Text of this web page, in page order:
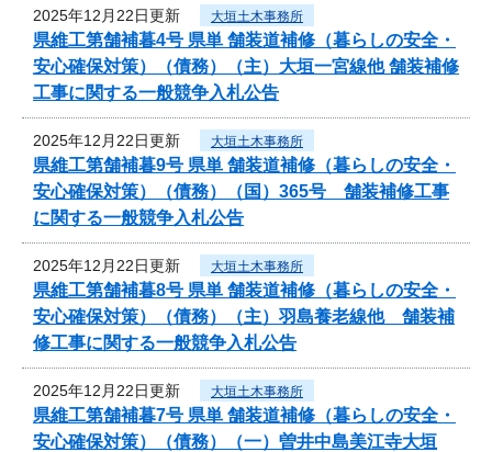
2025年12月22日更新 大垣土木事務所
県維工第舗補暮4号 県単 舗装道補修（暮らしの安全・
安心確保対策）（債務）（主）大垣一宮線他 舗装補修
工事に関する一般競争入札公告
2025年12月22日更新 大垣土木事務所
県維工第舗補暮9号 県単 舗装道補修（暮らしの安全・
安心確保対策）（債務）（国）365号 舗装補修工事
に関する一般競争入札公告
2025年12月22日更新 大垣土木事務所
県維工第舗補暮8号 県単 舗装道補修（暮らしの安全・
安心確保対策）（債務）（主）羽島養老線他 舗装補
修工事に関する一般競争入札公告
2025年12月22日更新 大垣土木事務所
県維工第舗補暮7号 県単 舗装道補修（暮らしの安全・
安心確保対策）（債務）（一）曽井中島美江寺大垣